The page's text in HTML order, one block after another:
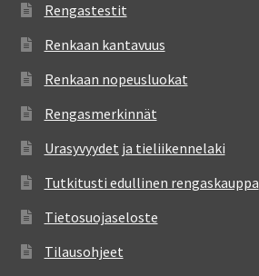
Rengastestit
Renkaan kantavuus
Renkaan nopeusluokat
Rengasmerkinnät
Urasyvyydet ja tieliikennelaki
Tutkitusti edullinen rengaskauppa
Tietosuojaseloste
Tilausohjeet